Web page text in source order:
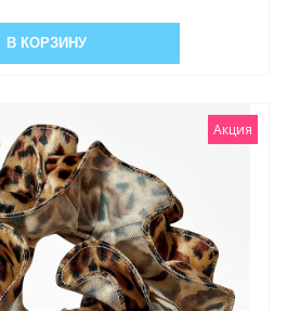
В КОРЗИНУ
Акция